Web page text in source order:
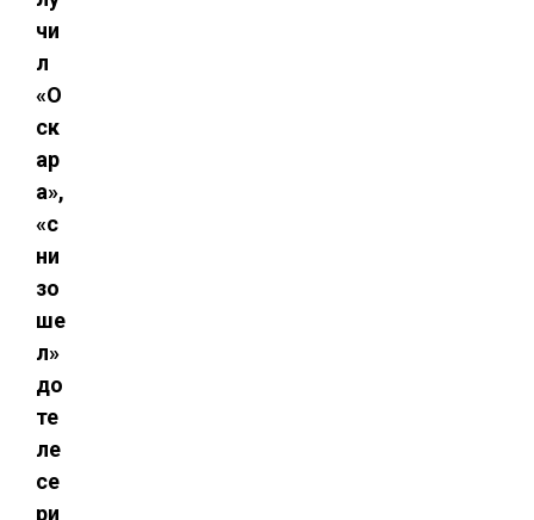
чи
л
«О
ск
ар
а»,
«с
ни
зо
ше
л»
до
те
ле
се
ри